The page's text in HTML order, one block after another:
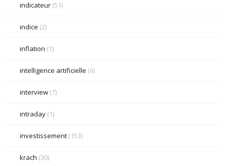
indicateur (51)
indice (2)
inflation (1)
intelligence artificielle (6)
interview (7)
intraday (1)
investissement (153)
krach (30)